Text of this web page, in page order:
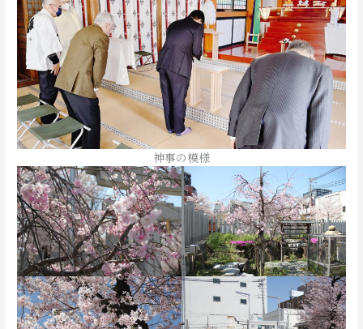
神事の模様